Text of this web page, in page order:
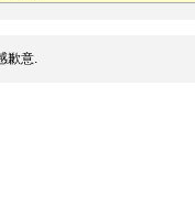
歉意.